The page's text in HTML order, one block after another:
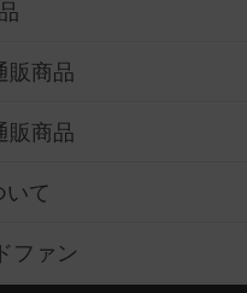
販商品
販商品
いて
ファン